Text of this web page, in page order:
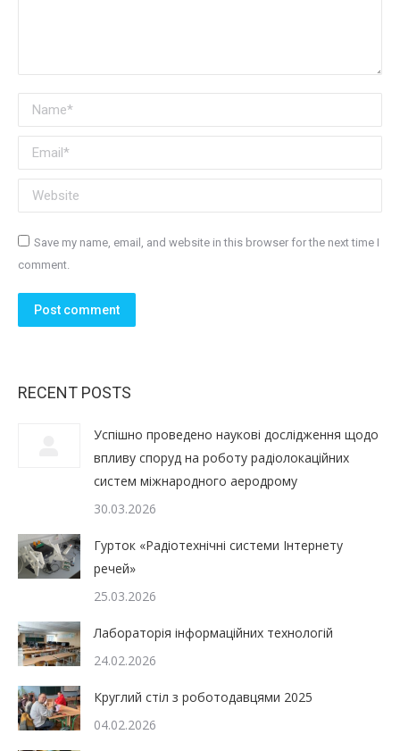
Name *
Email *
Website
Save my name, email, and website in this browser for the next time I
comment.
Post comment
RECENT POSTS
Успішно проведено наукові дослідження щодо
впливу споруд на роботу радіолокаційних
систем міжнародного аеродрому
30.03.2026
Гурток «Радіотехнічні системи Інтернету
речей»
25.03.2026
Лабораторія інформаційних технологій
24.02.2026
Круглий стіл з роботодавцями 2025
04.02.2026